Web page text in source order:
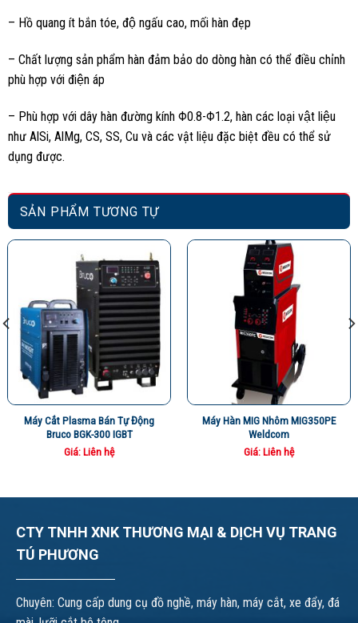
– Hồ quang ít bắn tóe, độ ngấu cao, mối hàn đẹp
– Chất lượng sản phẩm hàn đảm bảo do dòng hàn có thể điều chỉnh
phù hợp với điện áp
– Phù hợp với dây hàn đường kính Φ0.8-Φ1.2, hàn các loại vật liệu
như AlSi, AlMg, CS, SS, Cu và các vật liệu đặc biệt đều có thể sử
dụng được.
SẢN PHẨM TƯƠNG TỰ
Máy Cắt Plasma Bán Tự Động
Bruco BGK-300 IGBT
Giá: Liên hệ
Máy Hàn MIG Nhôm MIG350PE
Weldcom
Giá: Liên hệ
CTY TNHH XNK THƯƠNG MẠI & DỊCH VỤ TRANG
TÚ PHƯƠNG
Chuyên: Cung cấp dung cụ đồ nghề, máy hàn, máy cắt, xe đẩy, đá